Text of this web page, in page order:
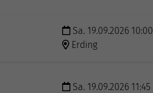
Sa. 19.09.2026 10:00
Erding
Sa. 19.09.2026 11:45